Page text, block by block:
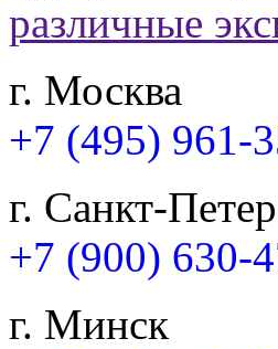
г. Москва
+7 (495) 961-
г. Санкт-
+7 (900) 630-
г. Минск